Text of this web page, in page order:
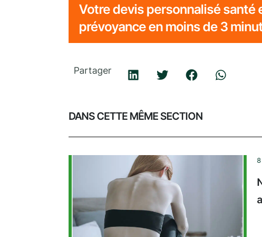
Votre devis personnalisé santé
prévoyance en moins de 3
Partager
DANS CETTE MÊME SECTION